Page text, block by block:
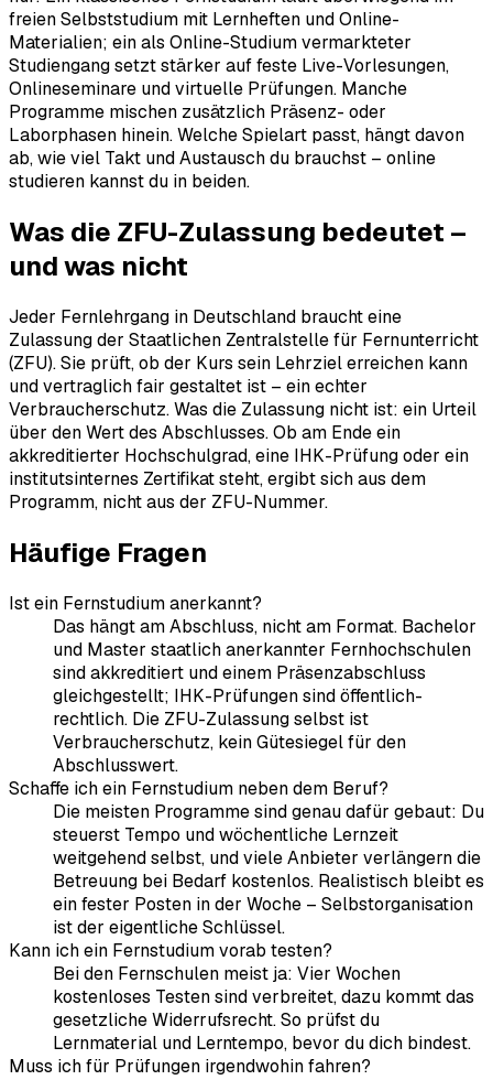
freien Selbststudium mit Lernheften und Online-
Materialien; ein als Online-Studium vermarkteter
Studiengang setzt stärker auf feste Live-Vorlesungen,
Onlineseminare und virtuelle Prüfungen. Manche
Programme mischen zusätzlich Präsenz- oder
Laborphasen hinein. Welche Spielart passt, hängt davon
ab, wie viel Takt und Austausch du brauchst – online
studieren kannst du in beiden.
Was die ZFU-Zulassung bedeutet –
und was nicht
Jeder Fernlehrgang in Deutschland braucht eine
Zulassung der Staatlichen Zentralstelle für Fernunterricht
(ZFU). Sie prüft, ob der Kurs sein Lehrziel erreichen kann
und vertraglich fair gestaltet ist – ein echter
Verbraucherschutz. Was die Zulassung nicht ist: ein Urteil
über den Wert des Abschlusses. Ob am Ende ein
akkreditierter Hochschulgrad, eine IHK-Prüfung oder ein
institutsinternes Zertifikat steht, ergibt sich aus dem
Programm, nicht aus der ZFU-Nummer.
Häufige Fragen
Ist ein Fernstudium anerkannt?
Das hängt am Abschluss, nicht am Format. Bachelor
und Master staatlich anerkannter Fernhochschulen
sind akkreditiert und einem Präsenzabschluss
gleichgestellt; IHK-Prüfungen sind öffentlich-
rechtlich. Die ZFU-Zulassung selbst ist
Verbraucherschutz, kein Gütesiegel für den
Abschlusswert.
Schaffe ich ein Fernstudium neben dem Beruf?
Die meisten Programme sind genau dafür gebaut: Du
steuerst Tempo und wöchentliche Lernzeit
weitgehend selbst, und viele Anbieter verlängern die
Betreuung bei Bedarf kostenlos. Realistisch bleibt es
ein fester Posten in der Woche – Selbstorganisation
ist der eigentliche Schlüssel.
Kann ich ein Fernstudium vorab testen?
Bei den Fernschulen meist ja: Vier Wochen
kostenloses Testen sind verbreitet, dazu kommt das
gesetzliche Widerrufsrecht. So prüfst du
Lernmaterial und Lerntempo, bevor du dich bindest.
Muss ich für Prüfungen irgendwohin fahren?